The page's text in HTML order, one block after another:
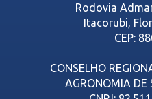
Rodovia
Itacorubi,
CEP:
CONSELHO
AGRONOMIA DE